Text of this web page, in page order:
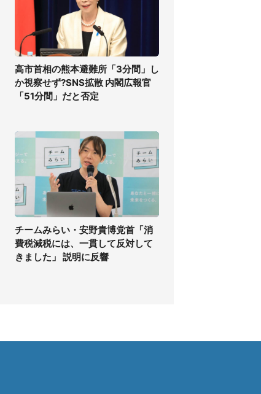
高市首相の熊本避難所「3分間」し
か視察せず?SNS拡散 内閣広報官
「51分間」だと否定
チームみらい・安野貴博党首「消
費税減税には、一貫して反対して
きました」 説明に反響